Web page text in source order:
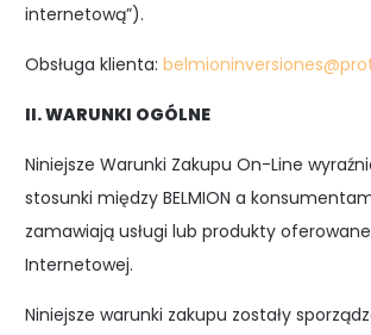
internetową”).
Obsługa klienta:
II. WARUNKI OGÓLNE
Niniejsze Warunki Zakupu On-Line
stosunki między BELMION a
zamawiają usługi lub produkty
Internetowej.
Niniejsze warunki zakupu zostały